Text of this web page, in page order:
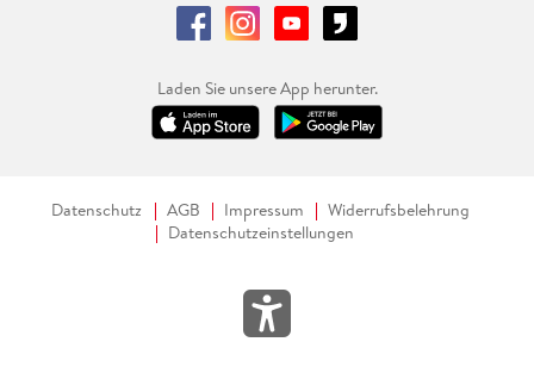
Laden Sie unsere App herunter.
Datenschutz AGB Impressum
Widerrufsbelehrung
Datenschutzeinstellungen